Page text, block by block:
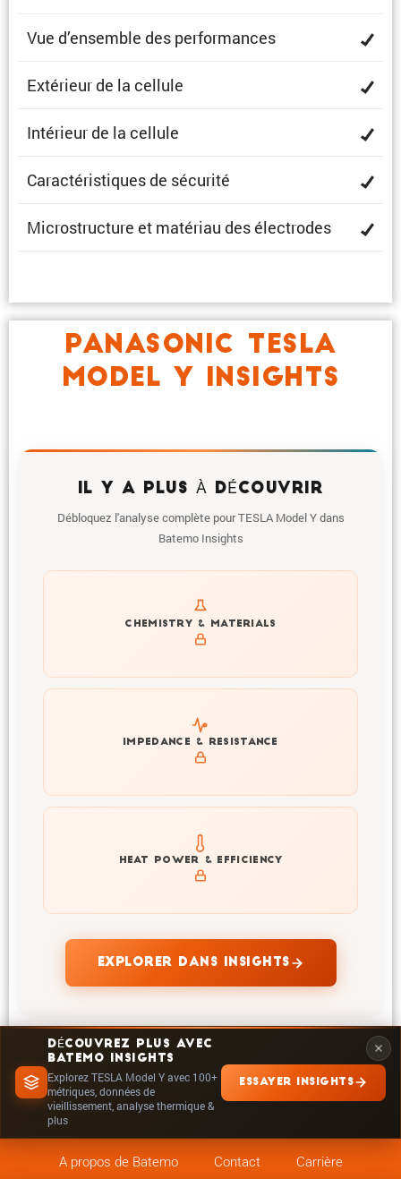
DÉCOUVREZ PLUS AVEC
BATEMO INSIGHTS
Explorez TESLA Model Y avec 100+
métriques, données de
vieillissement, analyse thermique &
plus
ESSAYER INSIGHTS
Vue d’ensemble des performances
Extérieur de la cellule
Intérieur de la cellule
Carac­té­ris­tiques de sécurité
Micro­struc­ture et matériau des électrodes
PANASONIC TESLA
MODEL Y INSIGHTS
IL Y A PLUS À DÉCOUVRIR
Débloquez l'analyse complète pour TESLA Model Y dans
Batemo Insights
CHEMISTRY & MATERIALS
Get to know active materials for the TESLA Model Y
IMPEDANCE & RESISTANCE
Explore impedance spectrum and DCIR (SOC, T) of
TESLA Model Y
HEAT POWER & EFFICIENCY
Explore heat generation and cell efficiency at different
temperatures and powers of TESLA Model Y
EXPLORER DANS INSIGHTS
A propos de Batemo Contact Carrière